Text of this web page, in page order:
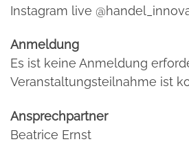
Instagram live
Anmeldung
Es ist keine Anmeldung
Veranstaltungsteilnahme ist
Ansprechpartner
Beatrice Ernst